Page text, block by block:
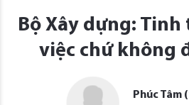
Bộ Xây dựng:
việc chứ không
Phúc Tâm